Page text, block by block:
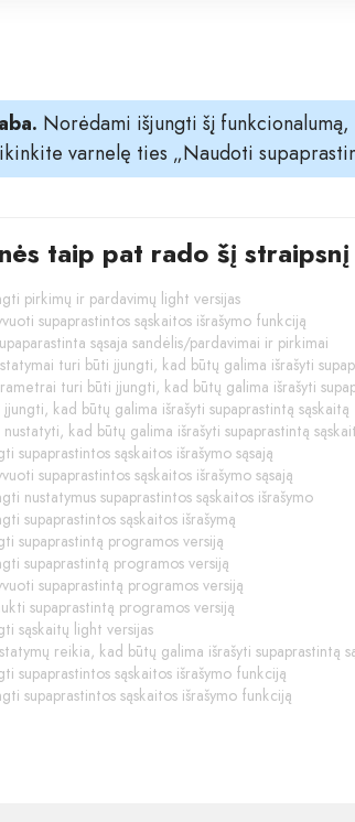
Norėdami išjungti šį
varnelę ties „Naudoti
taip pat rado šį
pirkimų ir pardavimų light versijas
supaprastintos sąskaitos išrašymo funkciją
sąsaja sandėlis/pardavimai ir pirkimai
turi būti įjungti, kad būtų galima išrašyti
turi būti įjungti, kad būtų galima išrašyti
kad būtų galima išrašyti supaprastintą sąskaitą
kad būtų galima išrašyti supaprastintą
supaprastintos sąskaitos išrašymo sąsają
supaprastintos sąskaitos išrašymo sąsają
nustatymus supaprastintos sąskaitos išrašymo
supaprastintos sąskaitos išrašymą
supaprastintą programos versiją
supaprastintą programos versiją
supaprastintą programos versiją
supaprastintą programos versiją
sąskaitų light versijas
reikia, kad būtų galima išrašyti supaprastintą
supaprastintos sąskaitos išrašymo funkciją
supaprastintos sąskaitos išrašymo funkciją